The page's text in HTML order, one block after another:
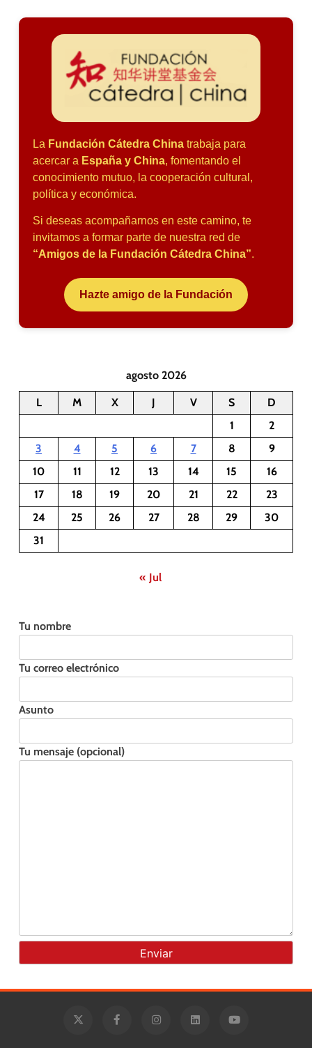
La Fundación Cátedra China trabaja para
acercar a España y China, fomentando el
conocimiento mutuo, la cooperación cultural,
política y económica.
Si deseas acompañarnos en este camino, te
invitamos a formar parte de nuestra red de
“Amigos de la Fundación Cátedra China”.
Hazte amigo de la Fundación
agosto 2026
L M X J V S
D
1
2
3
4 5 6 7 8
9
10
11 12 13 14 15
16
17
18 19 20 21 22
23
24
25 26 27 28 29
30
31
« Jul
Tu nombre
Tu correo electrónico
Asunto
Tu mensaje (opcional)